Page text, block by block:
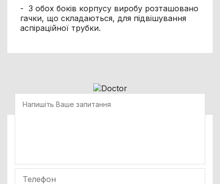
- З обох боків корпусу виробу розташовано
гачки, що складаються, для підвішування
аспіраційної трубки.